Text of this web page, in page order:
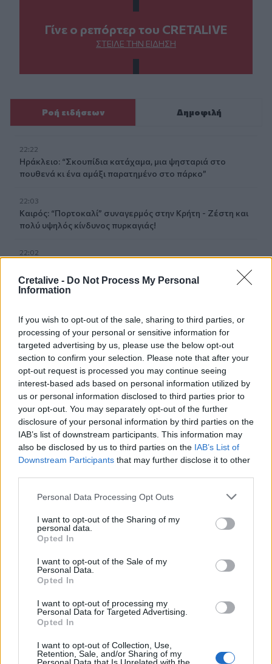
Cretalive - Do Not Process My Personal
Information
If you wish to opt-out of the sale, sharing to third parties, or
processing of your personal or sensitive information for
targeted advertising by us, please use the below opt-out
section to confirm your selection. Please note that after your
opt-out request is processed you may continue seeing
interest-based ads based on personal information utilized by
us or personal information disclosed to third parties prior to
your opt-out. You may separately opt-out of the further
disclosure of your personal information by third parties on the
IAB’s list of downstream participants. This information may
also be disclosed by us to third parties on the IAB’s List of
Downstream Participants that may further disclose it to other
Personal Data Processing Opt Outs
I want to opt-out of the Sharing of my
personal data.
Opted In
I want to opt-out of the Sale of my
Personal Data.
Opted In
I want to opt-out of processing my
Personal Data for Targeted Advertising.
Opted In
I want to opt-out of Collection, Use,
Retention, Sale, and/or Sharing of my
Γίνε ο ρεπόρτερ του CRETALIVE
ΣΤΕΊΛΕ ΤΗΝ ΕΊΔΗΣΗ
Ροή ειδήσεων Δημοφιλή
22:22
Ηράκλειο: “Σκουπίδια κατάχαμα, μια ψησταριά στο
πουθενά κι ένα αμάξι παρατημένο στο πάρκο”
22:03
Καιρός: “Πορτοκαλί” συναγερμός στην Κρήτη - Ζέστη και
πολύ υψηλός κίνδυνος πυρκαγιάς!
22:02
στελέχη: «Συνεχής εσωστρέφεια και τραγικά
επικοινωνιακά λάθη»
21:57
Ηράκλειο: "Σε άθλια κατάσταση το μνημείο πεσόντων
Εφέδρων Αξιωματικών στον Καράβολα"
21:39
Λαμία: Απατεώνες άρπαξαν μεγάλο χρηματικό ποσό από
21:33
Μεσογειακή φώκια έκανε στάση για ξεκούραση στην
παραλία της Αγίας Βάσως στο Τρίκερι
"καραβιά" στον Τσούτσουρα
Δημοπρατείται η μπάλα των ιστορικών γκολ του
21:08
Διεθνείς διακρίσεις για τη μαθητική ταινία stop motion
«Shared Weights» του 8ου Γυμνασίου Ηρακλείου
20:57
επενδύσεις 263,5 εκατ. ευρώ